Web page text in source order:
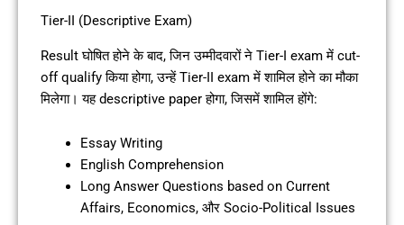
Tier-II (Descriptive Exam)
Result घोषित होने के बाद, जिन उम्मीदवारों ने Tier-I exam में cut-
off qualify किया होगा, उन्हें Tier-II exam में शामिल होने का मौका
मिलेगा। यह descriptive paper होगा, जिसमें शामिल होंगे:
Essay Writing
English Comprehension
Long Answer Questions based on Current
Affairs, Economics, और Socio-Political Issues